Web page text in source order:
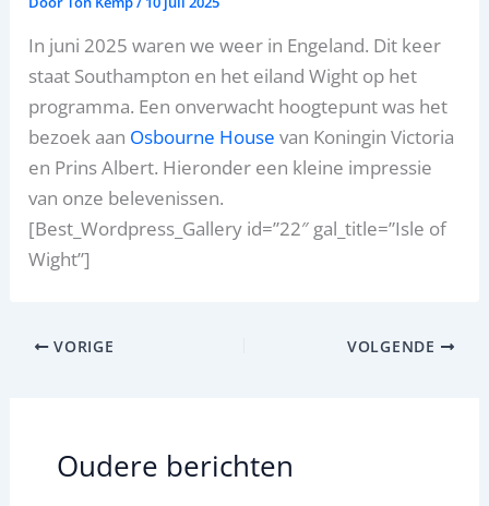
In juni 2025 waren we weer in Engeland. Dit keer
staat Southampton en het eiland Wight op het
programma. Een onverwacht hoogtepunt was het
bezoek aan Osbourne House van Koningin Victoria
en Prins Albert. Hieronder een kleine impressie
van onze belevenissen.
[Best_Wordpress_Gallery id=”22″ gal_title=”Isle of
Wight”]
VORIGE VOLGENDE
Oudere berichten